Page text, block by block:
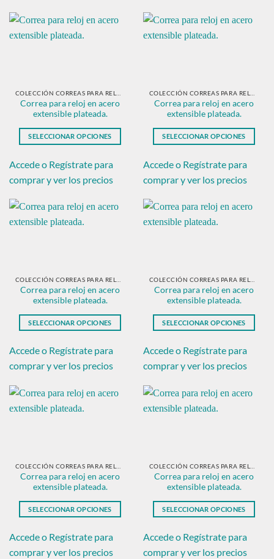
variantes.
Las
opciones
en
la
página
de
producto
Las
opciones
la
página
de
producto
Correa para reloj en acero
extensible plateada.
SELECCIONAR OPCIONES
producto
tiene
múltiples
variantes.
Las
opciones
en
la
página
de
producto
Accede o Regístrate para
comprar y ver los precios
Correa para reloj en acero
extensible plateada.
SELECCIONAR OPCIONES
producto
tiene
múltiples
variantes.
Las
opciones
en
la
página
de
producto
Accede o Regístrate para
comprar y ver los precios
Correa para reloj en acero
extensible plateada.
SELECCIONAR OPCIONES
producto
tiene
variantes.
Las
opciones
en
la
página
de
producto
Accede o Regístrate para
comprar y ver los precios
Correa para reloj en acero
extensible plateada.
SELECCIONAR OPCIONES
producto
tiene
variantes.
Las
opciones
en
la
página
de
producto
Accede o Regístrate para
comprar y ver los precios
Correa para reloj en acero
extensible plateada.
SELECCIONAR OPCIONES
producto
tiene
Accede o Regístrate para
comprar y ver los precios
Correa para reloj en acero
extensible plateada.
SELECCIONAR OPCIONES
producto
tiene
Accede o Regístrate para
comprar y ver los precios